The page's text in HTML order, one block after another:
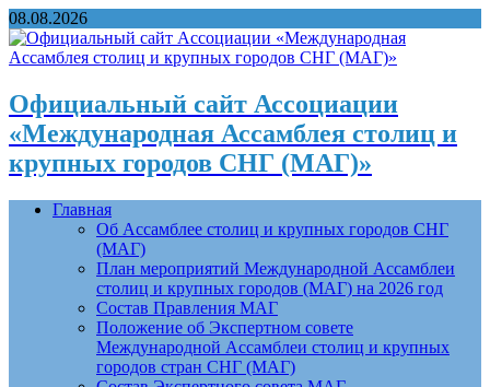
08.08.2026
Официальный сайт Ассоциации
«Международная Ассамблея столиц и
крупных городов СНГ (МАГ)»
Главная
Об Ассамблее столиц и крупных городов СНГ
(МАГ)
План мероприятий Международной Ассамблеи
столиц и крупных городов (МАГ) на 2026 год
Состав Правления МАГ
Положение об Экспертном совете
Международной Ассамблеи столиц и крупных
городов стран СНГ (МАГ)